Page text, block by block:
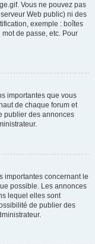
Vous ne pouvez pas
Web public) ni des
exemple : boîtes
de passe, etc. Pour
importantes que vous
de chaque forum et
publier des annonces
importantes concernant le
possible. Les annonces
lequel elles sont
de publier des